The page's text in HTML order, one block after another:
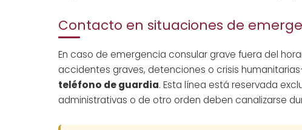
Contacto en situaciones de
En caso de emergencia consular grave fuera del
accidentes graves, detenciones o crisis
teléfono de guardia. Esta línea está reservada
administrativas o de otro orden deben canalizarse